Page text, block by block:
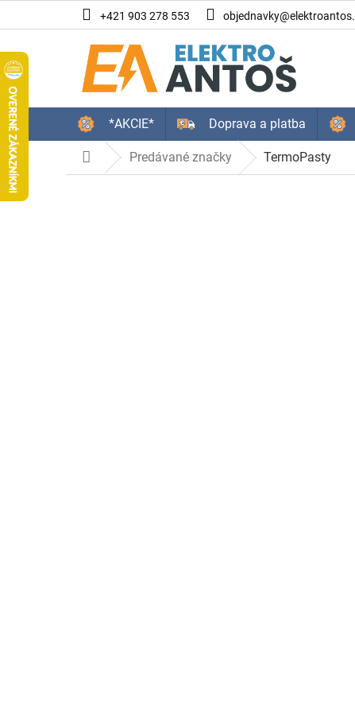
na
+421 903 278 553
*AKCIE* Doprava a platba
DomovPredávané značky TermoPasty